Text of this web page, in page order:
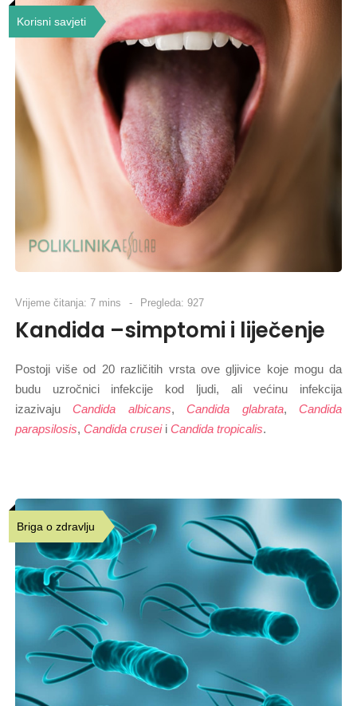
Korisni savjeti
Vrijeme čitanja: 7 mins Pregleda: 927
Kandida –simptomi i liječenje
Postoji više od 20 različitih vrsta ove gljivice koje mogu da
budu uzročnici infekcije kod ljudi, ali većinu infekcija
izazivajuCandida albicans,Candida glabrata,Candida
parapsilosis, Candida cruseii Candida tropicalis.
Briga o zdravlju